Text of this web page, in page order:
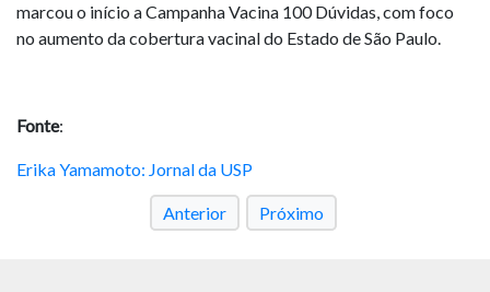
marcou o início a Campanha Vacina 100 Dúvidas, com foco
no aumento da cobertura vacinal do Estado de São Paulo.
Fonte:
Erika Yamamoto: Jornal da USP
Anterior Próximo